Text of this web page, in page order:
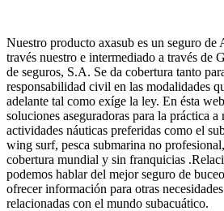
Nuestro producto axasub es un seguro
través nuestro e intermediado a través de
de seguros, S.A. Se da cobertura tanto
responsabilidad civil en las modalidades
adelante tal como exíge la ley. En ésta
soluciones aseguradoras para la práctica
actividades náuticas preferidas como el
wing surf, pesca submarina no
cobertura mundial y sin franquicias
podemos hablar del mejor seguro de
ofrecer información para otras
relacionadas con el mundo subacuático.